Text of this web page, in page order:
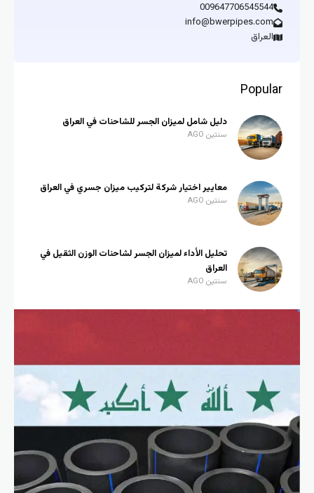
009647706545544
info@bwerpipes.com
العراق
Popular
دليل شامل لميزان الجسر للشاحنات في العراق
سنتين AGO
معايير اختيار شركة لتركيب ميزان جسري في العراق
سنتين AGO
تحليل الأداء لميزان الجسر لشاحنات الوزن الثقيل في
العراق
سنتين AGO